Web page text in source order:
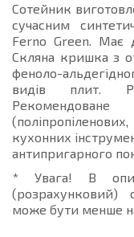
Сотейник
сучасним
Ferno Green. Має
Скляна кришка з
феноло-
видів плит.
Рекомендоване
кухонних
антипригарного
* Увага! В
(розрахунковий)
може бути менше